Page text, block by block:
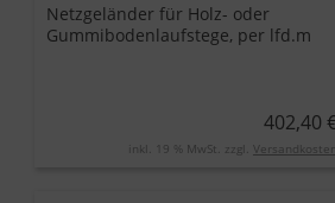
Netzgeländer für Holz- oder
Gummibodenlaufstege, per lfd.m
402,40
inkl. 19 % MwSt. zzgl. Versandkosten